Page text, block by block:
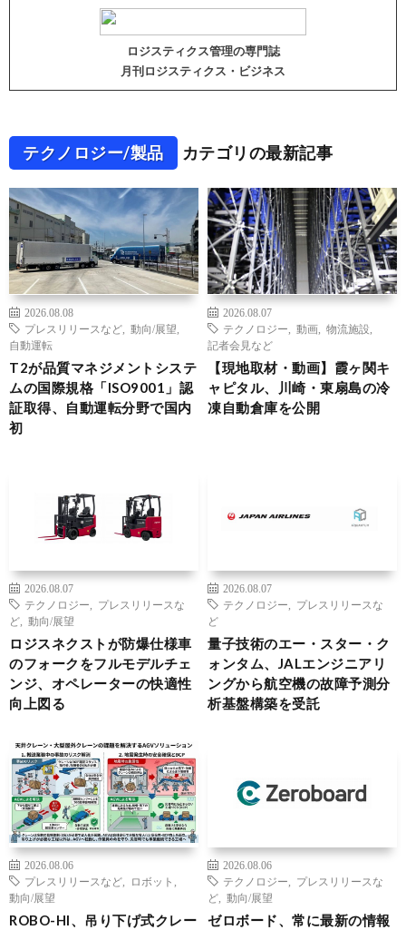
ロジスティクス管理の専門誌
月刊ロジスティクス・ビジネス
テクノロジー/製品 カテゴリの最新記事
2026.08.08
プレスリリースなど
動向/展望
自動運転
T2が品質マネジメントシステ
ムの国際規格「ISO9001」認
証取得、自動運転分野で国内
初
2026.08.07
テクノロジー
動画 物流施設
記者会見など
【現地取材・動画】霞ヶ関キ
ャピタル、川崎・東扇島の冷
凍自動倉庫を公開
2026.08.07
テクノロジー
プレスリリースな
ど
動向/展望
ロジスネクストが防爆仕様車
のフォークをフルモデルチェ
ンジ、オペレーターの快適性
向上図る
2026.08.07
テクノロジー
プレスリリースな
ど
量子技術のエー・スター・ク
ォンタム、JALエンジニアリ
ングから航空機の故障予測分
析基盤構築を受託
2026.08.06
プレスリリースなど
ロボット
動向/展望
ROBO-HI、吊り下げ式クレー
2026.08.06
テクノロジー
プレスリリースな
ど
動向/展望
ゼロボード、常に最新の情報